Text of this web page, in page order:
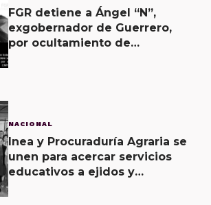
FGR detiene a Ángel “N”,
exgobernador de Guerrero,
por ocultamiento de
NACIONAL
Inea y Procuraduría Agraria se
unen para acercar servicios
educativos a ejidos y